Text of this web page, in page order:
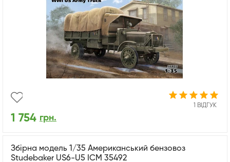
1 ВІДГУК
1 754 грн.
Збірна модель 1/35 Американський бензовоз
Studebaker US6-U5 ICM 35492